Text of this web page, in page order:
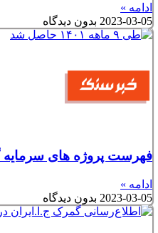
ادامه »
2023-03-05 بدون دیدگاه
فهرست پروژه های سرمایه
ادامه »
2023-03-05 بدون دیدگاه